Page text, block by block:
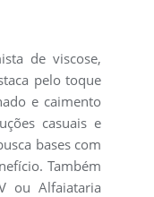
de viscose,
pelo toque
e caimento
casuais e
bases com
Também
ou Alfaiataria